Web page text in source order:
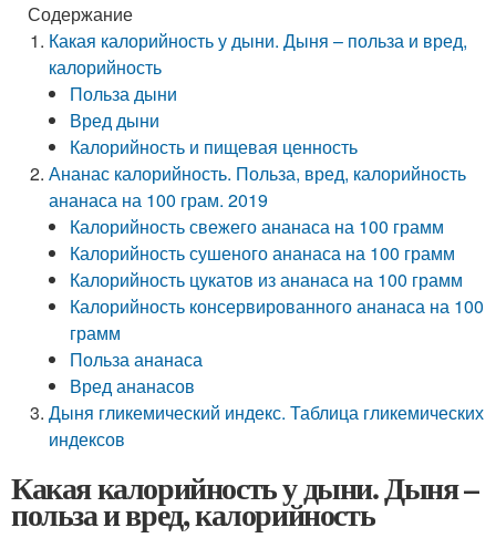
Содержание
Какая калорийность у дыни. Дыня – польза и вред,
калорийность
Польза дыни
Вред дыни
Калорийность и пищевая ценность
Ананас калорийность. Польза, вред, калорийность
ананаса на 100 грам. 2019
Калорийность свежего ананаса на 100 грамм
Калорийность сушеного ананаса на 100 грамм
Калорийность цукатов из ананаса на 100 грамм
Калорийность консервированного ананаса на 100
грамм
Польза ананаса
Вред ананасов
Дыня гликемический индекс. Таблица гликемических
индексов
Какая калорийность у дыни. Дыня –
польза и вред, калорийность